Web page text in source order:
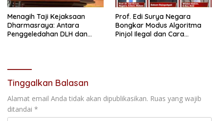
Menagih Taji Kejaksaan
Dharmasraya: Antara
Penggeledahan DLH dan
Prof. Edi Surya Negara
Bongkar Modus Algoritma
Pinjol Ilegal dan Cara
Tinggalkan Balasan
Alamat email Anda tidak akan dipublikasikan. Ruas yang wajib
ditandai *